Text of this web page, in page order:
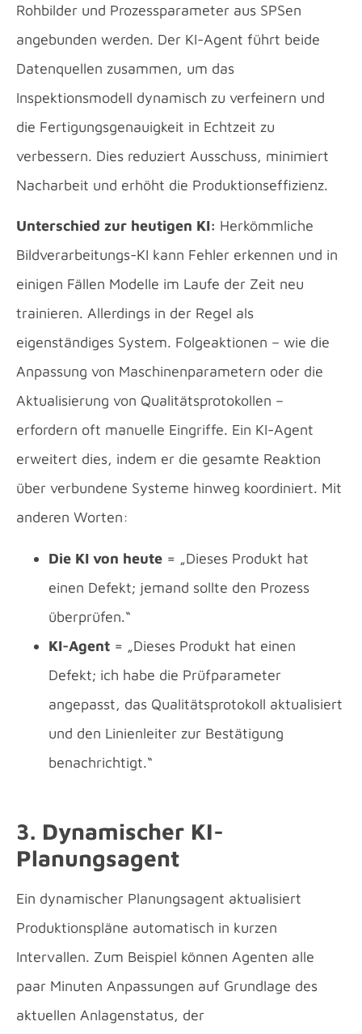
Rohbilder und Prozessparameter aus SPSen
angebunden werden. Der KI-Agent führt beide
Datenquellen zusammen, um das
Inspektionsmodell dynamisch zu verfeinern und
die Fertigungsgenauigkeit in Echtzeit zu
verbessern. Dies reduziert Ausschuss, minimiert
Nacharbeit und erhöht die Produktionseffizienz.
Unterschied zur heutigen KI: Herkömmliche
Bildverarbeitungs-KI kann Fehler erkennen und in
einigen Fällen Modelle im Laufe der Zeit neu
trainieren. Allerdings in der Regel als
eigenständiges System. Folgeaktionen – wie die
Anpassung von Maschinenparametern oder die
Aktualisierung von Qualitätsprotokollen –
erfordern oft manuelle Eingriffe. Ein KI-Agent
erweitert dies, indem er die gesamte Reaktion
über verbundene Systeme hinweg koordiniert. Mit
anderen Worten:
Die KI von heute = „Dieses Produkt hat
einen Defekt; jemand sollte den Prozess
überprüfen.“
KI-Agent = „Dieses Produkt hat einen
Defekt; ich habe die Prüfparameter
angepasst, das Qualitätsprotokoll aktualisiert
und den Linienleiter zur Bestätigung
benachrichtigt.“
3. Dynamischer KI-
Planungsagent
Ein dynamischer Planungsagent aktualisiert
Produktionspläne automatisch in kurzen
Intervallen. Zum Beispiel können Agenten alle
paar Minuten Anpassungen auf Grundlage des
aktuellen Anlagenstatus, der